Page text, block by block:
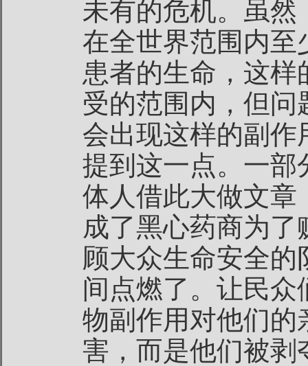
未有的危机。虽
在全世界范围内至
患者的生命，这
受的范围内，但
会出现这样的副作
提到这一点。一部
体人借此大做文章
成了黑心药商为
顾大众生命安全
间点燃了。让民
物副作用对他们的
害，而是他们被剥